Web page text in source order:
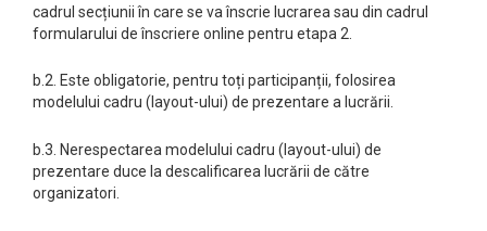
cadrul secțiunii în care se va înscrie lucrarea sau din cadrul
formularului de înscriere online pentru etapa 2.
b.2. Este obligatorie, pentru toți participanții, folosirea
modelului cadru (layout-ului) de prezentare a lucrării.
b.3. Nerespectarea modelului cadru (layout-ului) de
prezentare duce la descalificarea lucrării de către
organizatori.